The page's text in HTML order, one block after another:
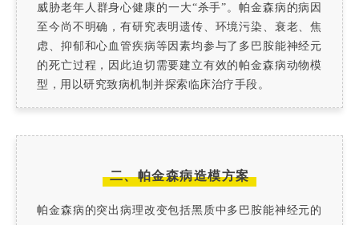
威胁老年人群身心健康的一大“杀手”。帕金森病的病因
至今尚不明确，有研究表明遗传、环境污染、衰老、焦
虑、抑郁和心血管疾病等因素均参与了多巴胺能神经元
的死亡过程，因此迫切需要建立有效的帕金森病动物模
型，用以研究致病机制并探索临床治疗手段。
二、帕金森病造模方案
帕金森病的突出病理改变包括黑质中多巴胺能神经元的